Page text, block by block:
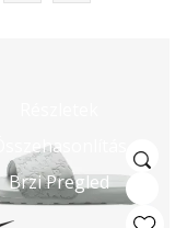
Összehasonlítás
Brzi Pregled